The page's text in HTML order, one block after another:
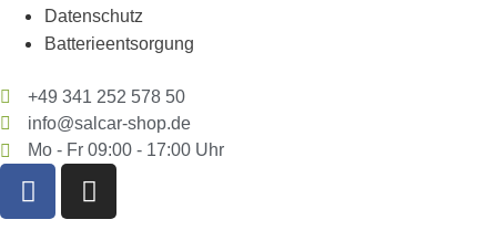
Datenschutz
Batterieentsorgung
+49 341 252 578 50
info@salcar-shop.de
Mo - Fr 09:00 - 17:00 Uhr